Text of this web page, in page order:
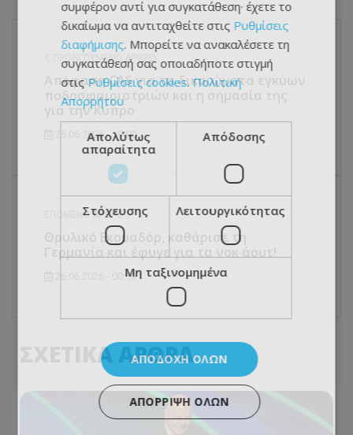
ΠΡΟΗΓΟΎΜΕΝΟ ΆΡΘΡΟ
Απόφαση CAS για τα δικαιώματα εγκύων
ποδοσφαιριστριών και η σημασία της
για την Κύπρο
25.06.2026 - 19:00
ΕΠΌΜΕΝΟ ΆΡΘΡΟ
Θρυλικό Εκουαδόρ, καθάρισε τη
26.06.2026 - 00:59
ΣΧΕΤΙΚΑ ΑΡΘΡΑ
συμφέρον αντί για συγκατάθεση· έχετε το
δικαίωμα να αντιταχθείτε στις Ρυθμίσεις
διαφήμισης. Μπορείτε να ανακαλέσετε τη
συγκατάθεσή σας οποιαδήποτε στιγμή
στις Ρυθμίσεις cookies. Πολιτική
Απορρήτου
Απολύτως
απαραίτητα
Απόδοσης
Στόχευσης Λειτουργικότητας
Μη ταξινομημένα
ΑΠΟΔΟΧΉ ΌΛΩΝ
ΑΠΌΡΡΙΨΗ ΌΛΩΝ